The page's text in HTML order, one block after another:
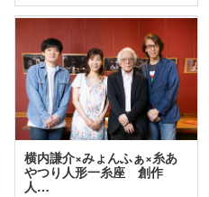
横内謙介×みょんふぁ×糸あ
やつり人形一糸座 創作
人…